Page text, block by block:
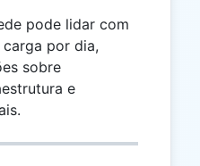
=
15.3
pode lidar com
por dia,
sobre
e